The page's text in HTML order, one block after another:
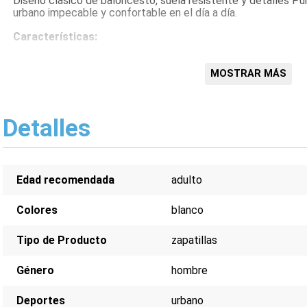
urbano impecable y confortable en el día a día.
Características:
Plantilla acolchada
MOSTRAR MÁS
Detalles
Edad recomendada adulto
Colores blanco
Tipo de Producto zapatillas
Género hombre
Deportes urbano